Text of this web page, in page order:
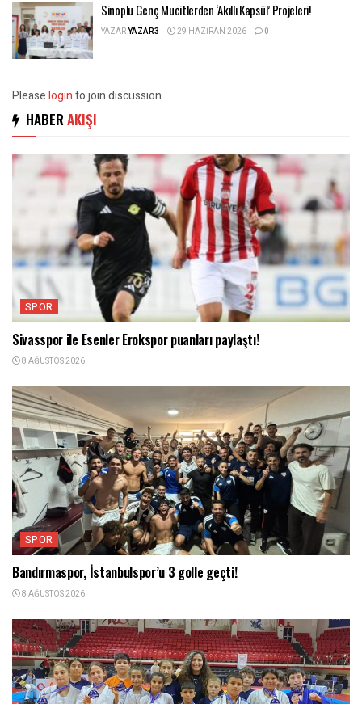
Sinoplu Genç Mucitlerden ‘Akıllı Kapsül’ Projeleri!
YAZARYAZAR3 29 HAZIRAN 2026 0
Pleaseloginto join discussion
HABER AKIŞI
SPOR
Sivasspor ile Esenler Erokspor puanları paylaştı!
8 AĞUSTOS 2026
SPOR
Bandırmaspor, İstanbulspor’u 3 golle geçti!
8 AĞUSTOS 2026